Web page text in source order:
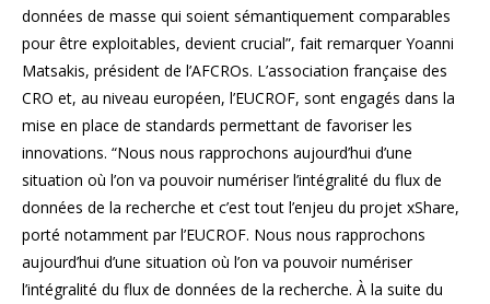
données de masse qui soient sémantiquement comparables
pour être exploitables, devient crucial”, fait remarquer Yoanni
Matsakis, président de l’AFCROs. L’association française des
CRO et, au niveau européen, l’EUCROF, sont engagés dans la
mise en place de standards permettant de favoriser les
innovations. “Nous nous rapprochons aujourd’hui d’une
situation où l’on va pouvoir numériser l’intégralité du flux de
données de la recherche et c’est tout l’enjeu du projet xShare,
porté notamment par l’EUCROF. Nous nous rapprochons
aujourd’hui d’une situation où l’on va pouvoir numériser
l’intégralité du flux de données de la recherche. À la suite du